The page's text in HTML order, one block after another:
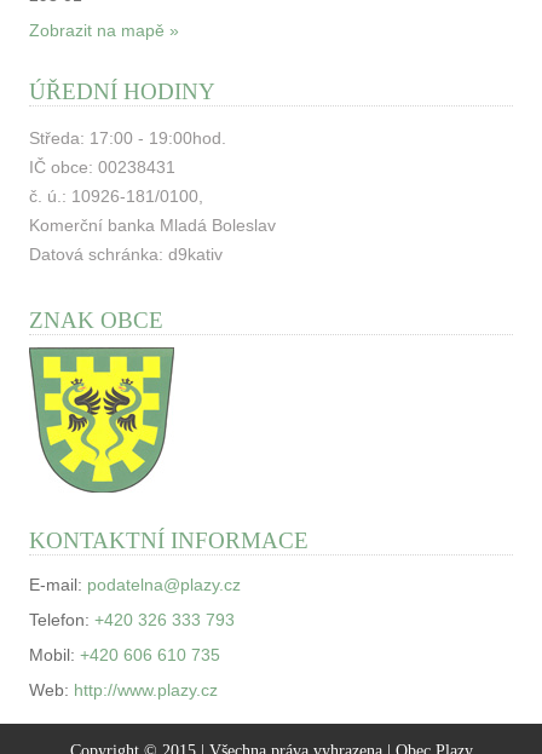
Zobrazit na mapě »
ÚŘEDNÍ HODINY
Středa: 17:00 - 19:00hod.
IČ obce: 00238431
č. ú.: 10926-181/0100,
Komerční banka Mladá Boleslav
Datová schránka: d9kativ
ZNAK OBCE
KONTAKTNÍ INFORMACE
E-mail: podatelna@plazy.cz
Telefon: +420 326 333 793
Mobil: +420 606 610 735
Web: http://www.plazy.cz